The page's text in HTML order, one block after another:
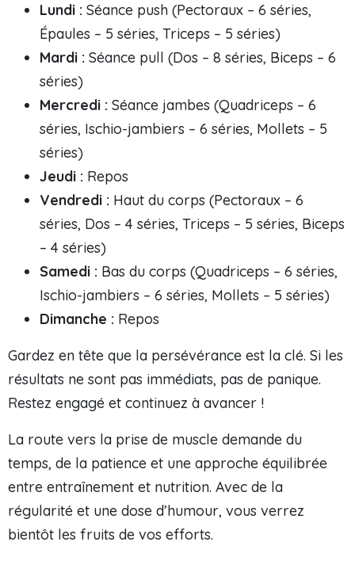
Lundi : Séance push (Pectoraux – 6 séries,
Épaules – 5 séries, Triceps – 5 séries)
Mardi : Séance pull (Dos – 8 séries, Biceps – 6
séries)
Mercredi : Séance jambes (Quadriceps – 6
séries, Ischio-jambiers – 6 séries, Mollets – 5
séries)
Jeudi : Repos
Vendredi : Haut du corps (Pectoraux – 6
séries, Dos – 4 séries, Triceps – 5 séries, Biceps
– 4 séries)
Samedi : Bas du corps (Quadriceps – 6 séries,
Ischio-jambiers – 6 séries, Mollets – 5 séries)
Dimanche : Repos
Gardez en tête que la persévérance est la clé. Si les
résultats ne sont pas immédiats, pas de panique.
Restez engagé et continuez à avancer !
La route vers la prise de muscle demande du
temps, de la patience et une approche équilibrée
entre entraînement et nutrition. Avec de la
régularité et une dose d’humour, vous verrez
bientôt les fruits de vos efforts.